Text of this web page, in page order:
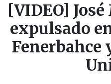
[VIDEO]
expulsado
Fenerbahce